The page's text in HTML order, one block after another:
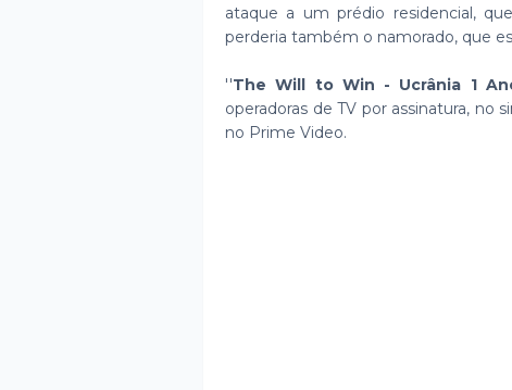
ataque a um prédio residencial,
perderia também o namorado, que
''The Will to Win - Ucrânia 1
operadoras de TV por assinatura, no
no Prime Video.